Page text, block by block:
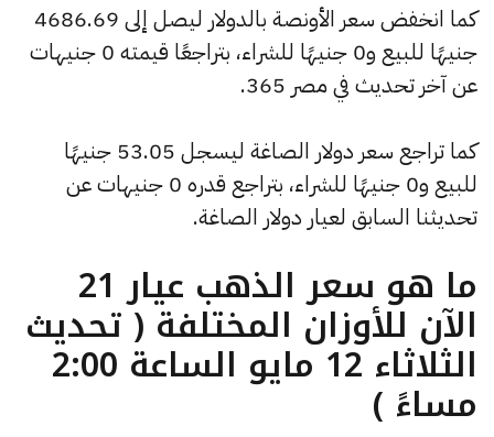
كما انخفض سعر الأونصة بالدولار ليصل إلى 4686.69
جنيهًا للبيع و0 جنيهًا للشراء، بتراجعًا قيمته 0 جنيهات
عن آخر تحديث في مصر 365.
كما تراجع سعر دولار الصاغة ليسجل 53.05 جنيهًا
للبيع و0 جنيهًا للشراء، بتراجع قدره 0 جنيهات عن
تحديثنا السابق لعيار دولار الصاغة.
ما هو سعر الذهب عيار 21
الآن للأوزان المختلفة ( تحديث
الثلاثاء 12 مايو الساعة 2:00
مساءً )